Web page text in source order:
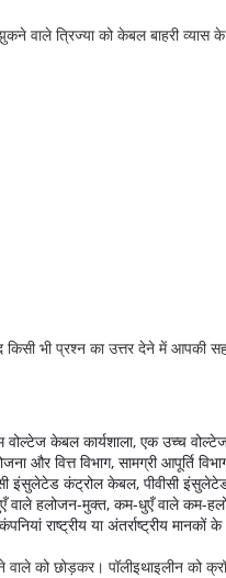
वाले त्रिज्या को केबल बाहरी व्यास
भी प्रश्न का उत्तर देने में आपकी
वोल्टेज केबल कार्यशाला, एक उच्च
वित्त विभाग, सामग्री आपूर्ति
इंसुलेटेड कंट्रोल केबल, पीवीसी
वाले हलोजन-मुक्त, कम-धुएँ वाले कम-
कंपनियां राष्ट्रीय या अंतर्राष्ट्रीय
को छोड़कर। पॉलीइथाइलीन को